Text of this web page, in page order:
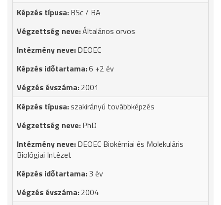
BSc / BA
Általános orvos
DEOEC
6 +2 év
2001
szakirányú továbbképzés
PhD
DEOEC Biokémiai és Molekuláris
Biológiai Intézet
3 év
2004